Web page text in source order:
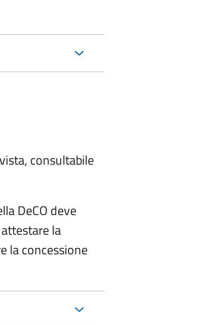
consultabile
DeCO deve
la
la concessione